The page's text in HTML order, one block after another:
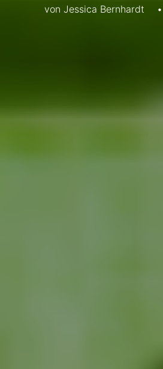
von Jessica Bernhardt •